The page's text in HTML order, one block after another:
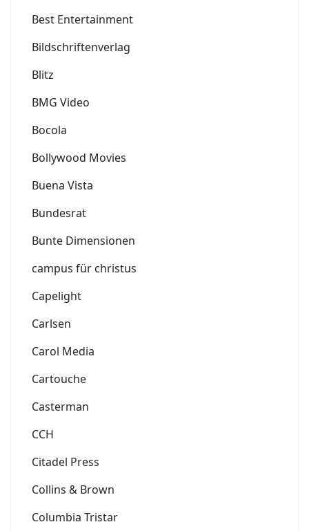
Best Entertainment
Bildschriftenverlag
Blitz
BMG Video
Bocola
Bollywood Movies
Buena Vista
Bundesrat
Bunte Dimensionen
campus für christus
Capelight
Carlsen
Carol Media
Cartouche
Casterman
CCH
Citadel Press
Collins & Brown
Columbia Tristar